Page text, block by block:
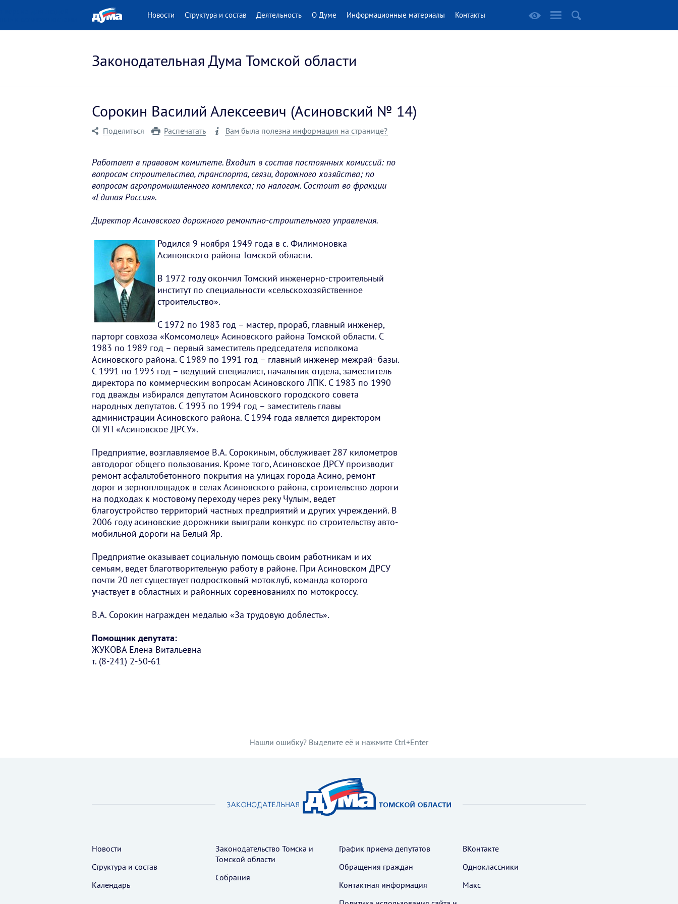
Новости Структура и состав Деятельность О Думе Информационные материалы Контакты
Законодательная Дума Томской области
Сорокин Василий Алексеевич (Асиновский № 14)
Поделиться Распечатать Вам была полезна информация на странице?
Работает в правовом комитете. Входит в состав постоянных комиссий: по
вопросам строительства, транспорта, связи, дорожного хозяйства; по
вопросам агропромышленного комплекса; по налогам. Состоит во фракции
«Единая Россия».
Директор Асиновского дорожного ремонтно-строительного управления.
Родился 9 ноября 1949 года в с. Филимоновка
Асиновского района Томской области.
В 1972 году окончил Томский инженерно-строительный
институт по специальности «сельскохозяйственное
строительство».
С 1972 по 1983 год – мастер, прораб, главный инженер,
парторг совхоза «Комсомолец» Асиновского района Томской области. С
1983 по 1989 год – первый заместитель председателя исполкома
Асиновского района. С 1989 по 1991 год – главный инженер межрай- базы.
С 1991 по 1993 год – ведущий специалист, начальник отдела, заместитель
директора по коммерческим вопросам Асиновского ЛПК. С 1983 по 1990
год дважды избирался депутатом Асиновского городского совета
народных депутатов. С 1993 по 1994 год – заместитель главы
администрации Асиновского района. С 1994 года является директором
ОГУП «Асиновское ДРСУ».
Предприятие, возглавляемое В.А. Сорокиным, обслуживает 287 километров
автодорог общего пользования. Кроме того, Асиновское ДРСУ производит
ремонт асфальтобетонного покрытия на улицах города Асино, ремонт
дорог и зерноплощадок в селах Асиновского района, строительство дороги
на подходах к мостовому переходу через реку Чулым, ведет
благоустройство территорий частных предприятий и других учреждений. В
2006 году асиновские дорожники выиграли конкурс по строительству авто-
мобильной дороги на Белый Яр.
Предприятие оказывает социальную помощь своим работникам и их
семьям, ведет благотворительную работу в районе. При Асиновском ДРСУ
почти 20 лет существует подростковый мотоклуб, команда которого
участвует в областных и районных соревнованиях по мотокроссу.
В.А. Сорокин награжден медалью «За трудовую доблесть».
Помощник депутата:
ЖУКОВА Елена Витальевна
т. (8-241) 2-50-61
Нашли ошибку? Выделите её и нажмите Ctrl+Enter
Новости
Структура и состав
Календарь
Законодательство Томска и
Томской области
Собрания
График приема депутатов
Обращения граждан
Контактная информация
ВКонтакте
Одноклассники
Макс